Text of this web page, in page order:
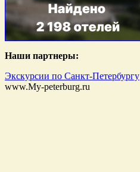
Наши партнеры:
Экскурсии по Санкт-Петербургу
www.My-peterburg.ru